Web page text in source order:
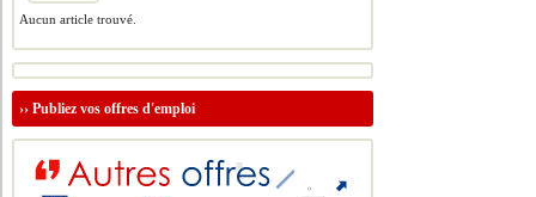
Aucun article trouvé.
››Publiez vos offres d'emploi